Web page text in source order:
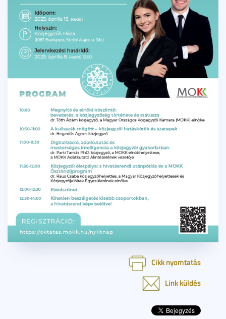
Cikk nyomtatás
Link küldés